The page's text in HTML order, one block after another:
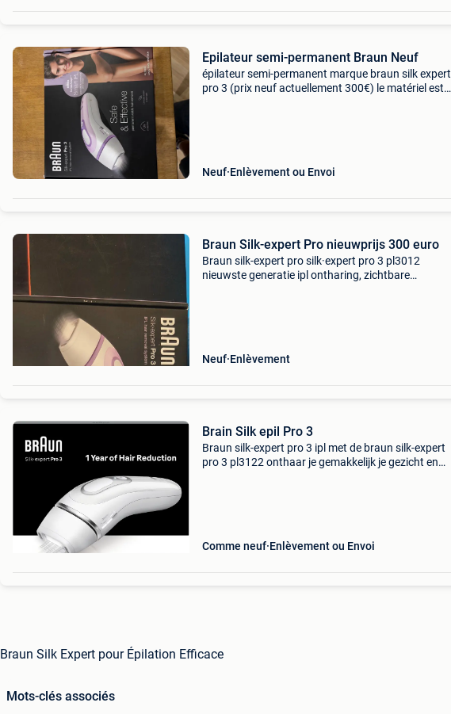
Epilateur semi-permanent Braun Neuf
épilateur semi-permanent marque braun silk expert
pro 3 (prix neuf actuellement 300€) le matériel est
Neuf Enlèvement ou Envoi
Braun Silk-expert Pro nieuwprijs 300 euro
Braun silk-expert pro silk·expert pro 3 pl3012
nieuwste generatie ipl ontharing, zichtbare
Neuf Enlèvement
Brain Silk epil Pro 3
Braun silk-expert pro 3 ipl met de braun silk-expert
pro 3 pl3122 onthaar je gemakkelijk je gezicht en
Comme neuf Enlèvement ou Envoi
Braun Silk Expert pour Épilation Efficace
Mots-clés associés